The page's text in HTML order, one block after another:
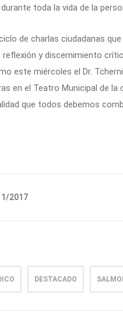
toda la vida de la
de charlas ciudadanas
y discernimiento
este miércoles el Dr.
en el Teatro Municipal de la
que todos debemos
2017
DESTACADO